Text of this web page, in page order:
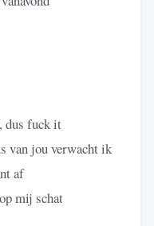
dus fuck it
van jou verwacht ik
af
mij schat